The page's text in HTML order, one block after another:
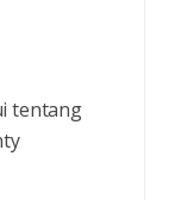
tentang